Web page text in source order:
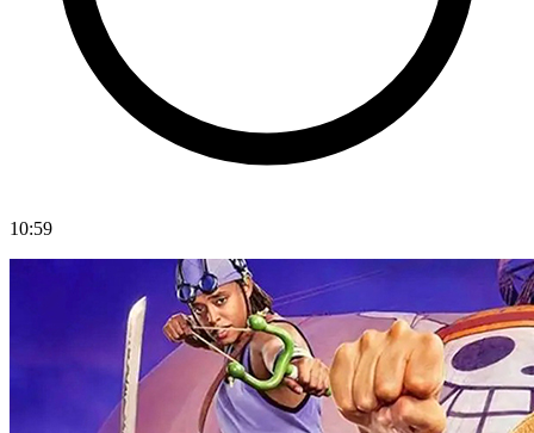
10:59